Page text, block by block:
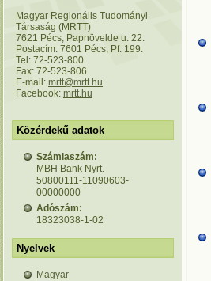
Magyar Regionális Tudományi
Társaság (MRTT)
7621 Pécs, Papnövelde u. 22.
Postacím: 7601 Pécs, Pf. 199.
Tel: 72-523-800
Fax: 72-523-806
E-mail: mrtt@mrtt.hu
Facebook: mrtt.hu
Közérdekű adatok
Számlaszám:
MBH Bank Nyrt.
50800111-11090603-
00000000
Adószám:
18323038-1-02
Nyelvek
Magyar